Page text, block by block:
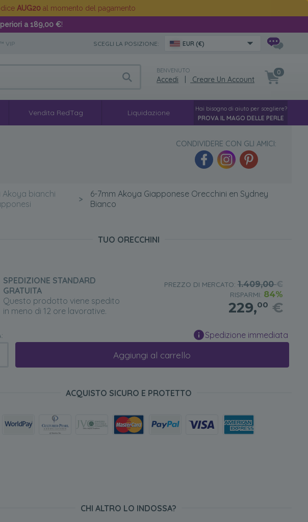
AUG20 al momento del pagamento
a 189,00 €!
VIP SCEGLI LA POSIZIONE: EUR (€)
BENVENUTO
Accedi Creare Un Account
0
Vendita RedTag Liquidazione Hai bisogno di aiuto per scegliere?
PROVA IL MAGO DELLE PERLE
CONDIVIDERE CON GLI AMICI:
Akoya bianchi
>
6-7mm Akoya Giapponese Orecchini en Sydney
Bianco
TUO ORECCHINI
SPEDIZIONE STANDARD
GRATUITA
Questo prodotto viene spedito
in meno di 12 ore lavorative.
PREZZO DI MERCATO:1.409,00€
RISPARMI: 84%
229,00 €
Spedizione immediata
Aggiungi al carrello
ACQUISTO SICURO E PROTETTO
CHI ALTRO LO INDOSSA?